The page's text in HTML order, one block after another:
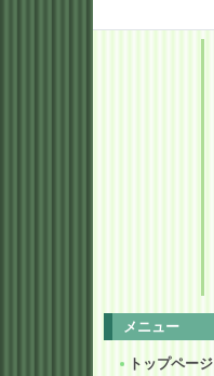
メニュー
トップページ